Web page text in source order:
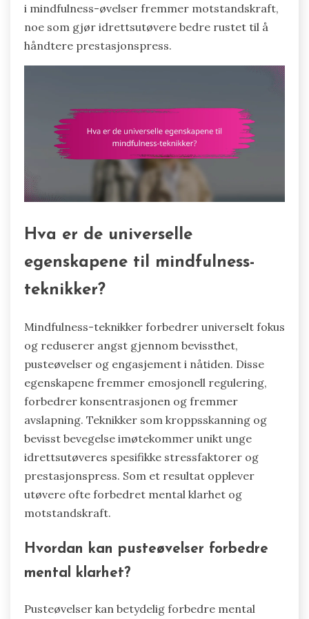
i mindfulness-øvelser fremmer motstandskraft,
noe som gjør idrettsutøvere bedre rustet til å
håndtere prestasjonspress.
Hva er de universelle
egenskapene til mindfulness-
teknikker?
Mindfulness-teknikker forbedrer universelt fokus
og reduserer angst gjennom bevissthet,
pusteøvelser og engasjement i nåtiden. Disse
egenskapene fremmer emosjonell regulering,
forbedrer konsentrasjonen og fremmer
avslapning. Teknikker som kroppsskanning og
bevisst bevegelse imøtekommer unikt unge
idrettsutøveres spesifikke stressfaktorer og
prestasjonspress. Som et resultat opplever
utøvere ofte forbedret mental klarhet og
motstandskraft.
Hvordan kan pusteøvelser forbedre
mental klarhet?
Pusteøvelser kan betydelig forbedre mental